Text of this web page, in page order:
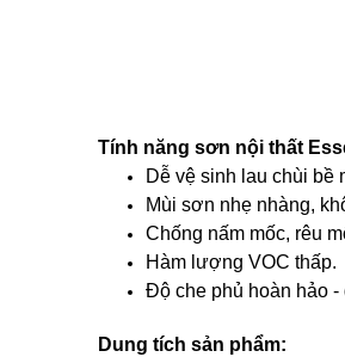
Tính năng sơn nội thất
Dễ vệ sinh lau chùi bề
Mùi sơn nhẹ nhàng,
Chống nấm mốc, rêu
Hàm lượng VOC thấp.
Độ che phủ hoàn hảo -
Dung tích sản phẩm: